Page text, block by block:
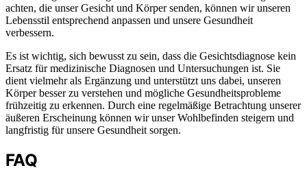
achten, die unser Gesicht und Körper senden, können wir unseren
Lebensstil entsprechend anpassen und unsere Gesundheit
verbessern.
Es ist wichtig, sich bewusst zu sein, dass die Gesichtsdiagnose kein
Ersatz für medizinische Diagnosen und Untersuchungen ist. Sie
dient vielmehr als Ergänzung und unterstützt uns dabei, unseren
Körper besser zu verstehen und mögliche Gesundheitsprobleme
frühzeitig zu erkennen. Durch eine regelmäßige Betrachtung unserer
äußeren Erscheinung können wir unser Wohlbefinden steigern und
langfristig für unsere Gesundheit sorgen.
FAQ